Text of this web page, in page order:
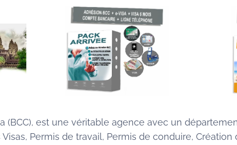
(BCC), est une véritable agence avec un
Permis de travail, Permis de conduire,